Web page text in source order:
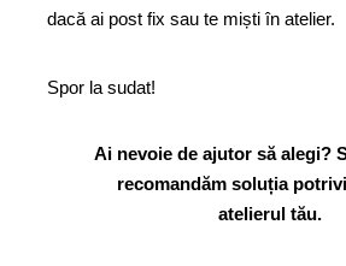
dacă ai post fix sau te miști în atelier.
Spor la sudat!
Ai nevoie de ajutor să alegi?
recomandăm soluția
atelierul tău.